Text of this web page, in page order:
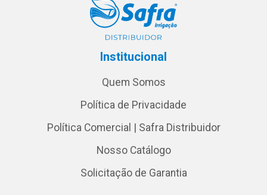
Institucional
Quem Somos
Política de Privacidade
Política Comercial | Safra Distribuidor
Nosso Catálogo
Solicitação de Garantia